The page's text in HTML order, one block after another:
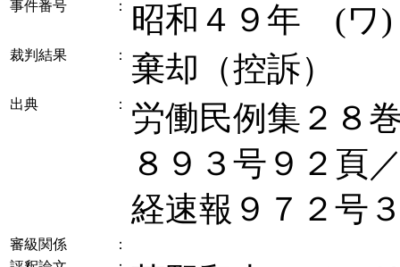
事件番号 ： 昭和４９年 (
裁判結果 ： 棄却（控訴）
出典 ：
労働民例集２８
８９３号９２頁
経速報９７２号
審級関係
：